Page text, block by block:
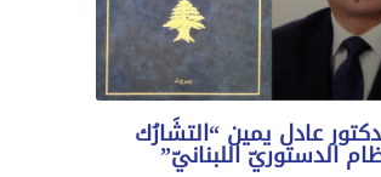
عادل يمين “التشَارُك
الدستوريّ اللبنانيّ”